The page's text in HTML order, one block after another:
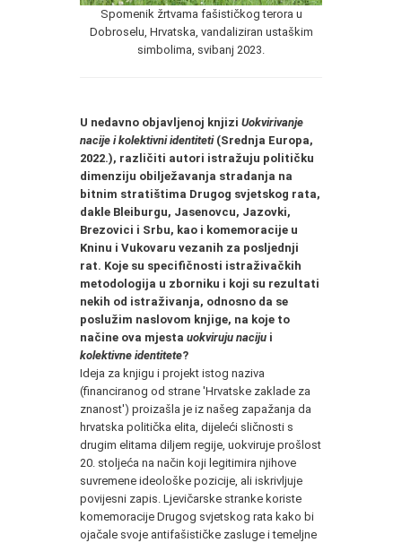
Spomenik žrtvama fašističkog terora u
Dobroselu, Hrvatska, vandaliziran ustaškim
simbolima, svibanj 2023.
U nedavno objavljenoj knjizi Uokvirivanje
nacije i kolektivni identiteti(Srednja Europa,
2022.), različiti autori istražuju političku
dimenziju obilježavanja stradanja na
bitnim stratištima Drugog svjetskog rata,
dakle Bleiburgu, Jasenovcu, Jazovki,
Brezovici i Srbu, kao i komemoracije u
Kninu i Vukovaru vezanih za posljednji
rat. Koje su specifičnosti istraživačkih
metodologija u zborniku i koji su rezultati
nekih od istraživanja, odnosno da se
poslužim naslovom knjige, na koje to
načine ova mjesta uokviruju naciju i
kolektivne identitete?
Ideja za knjigu i projekt istog naziva
(financiranog od strane 'Hrvatske zaklade za
znanost') proizašla je iz našeg zapažanja da
hrvatska politička elita, dijeleći sličnosti s
drugim elitama diljem regije, uokviruje prošlost
20. stoljeća na način koji legitimira njihove
suvremene ideološke pozicije, ali iskrivljuje
povijesni zapis. Ljevičarske stranke koriste
komemoracije Drugog svjetskog rata kako bi
ojačale svoje antifašističke zasluge i temeljne